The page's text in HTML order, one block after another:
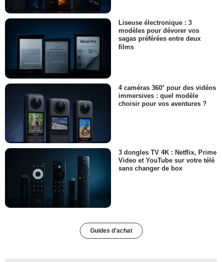
Liseuse électronique : 3
modèles pour dévorer vos
sagas préférées entre deux
films
4 caméras 360° pour des vidéos
immersives : quel modèle
choisir pour vos aventures ?
3 dongles TV 4K : Netflix, Prime
Video et YouTube sur votre télé
sans changer de box
Guides d'achat